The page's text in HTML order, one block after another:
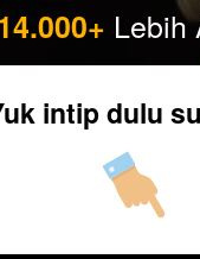
Lebih
intip dulu